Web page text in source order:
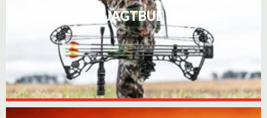
BUEJAGT - JAGTBUE - BUEGREJ